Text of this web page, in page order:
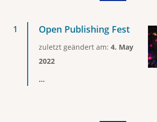
Open Publishing Fest
zuletzt geändert am: 4. May
2022
...